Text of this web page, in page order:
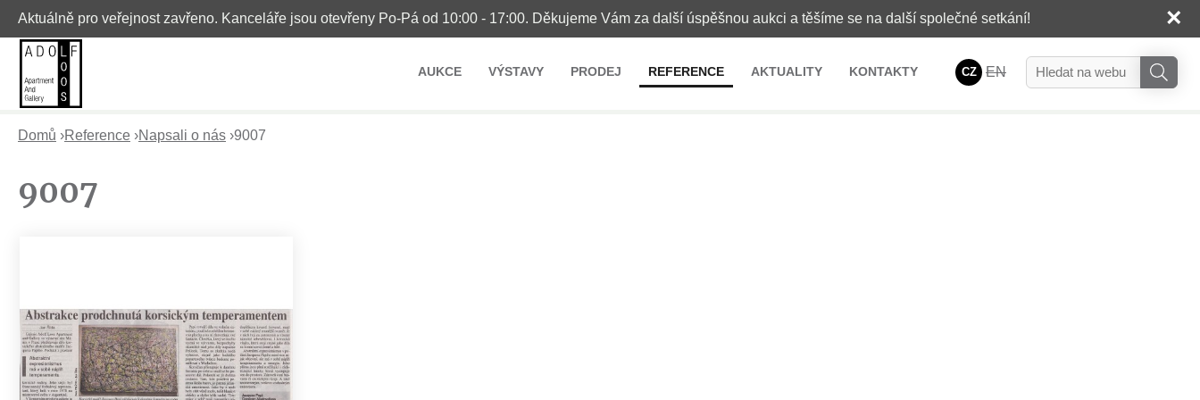
Aktuálně pro veřejnost zavřeno. Kanceláře jsou otevřeny Po-Pá od 10:00 - 17:00. Děkujeme Vám za další úspěšnou aukci a těšíme se na další společné setkání! ×
AUKCE VÝSTAVY PRODEJ REFERENCE AKTUALITY KONTAKTY CZ EN
J
s
d
e
Domů ›Reference ›Napsali o nás ›9007
9007